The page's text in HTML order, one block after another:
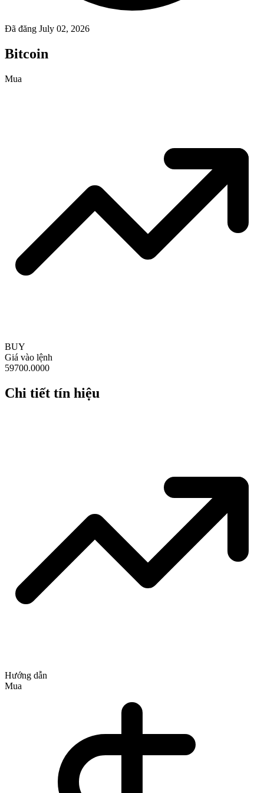
Đã đăng July 02, 2026
Bitcoin
Mua
BUY
Giá vào lệnh
59700.0000
Chi tiết tín hiệu
Hướng dẫn
Mua